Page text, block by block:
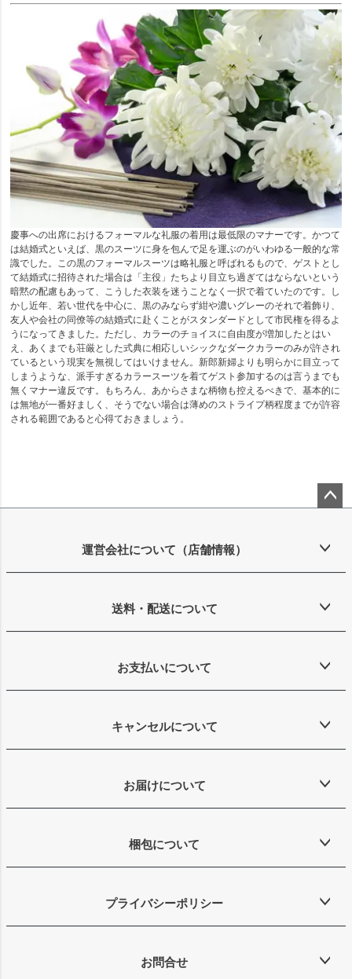
慶事への出席におけるフォーマルな礼服の着用は最低限のマナーです。かつて
は結婚式といえば、黒のスーツに身を包んで足を運ぶのがいわゆる一般的な常
識でした。この黒のフォーマルスーツは略礼服と呼ばれるもので、ゲストとし
て結婚式に招待された場合は「主役」たちより目立ち過ぎてはならないという
暗黙の配慮もあって、こうした衣装を迷うことなく一択で着ていたのです。し
かし近年、若い世代を中心に、黒のみならず紺や濃いグレーのそれで着飾り、
友人や会社の同僚等の結婚式に赴くことがスタンダードとして市民権を得るよ
うになってきました。ただし、カラーのチョイスに自由度が増加したとはい
え、あくまでも荘厳とした式典に相応しいシックなダークカラーのみが許され
ているという現実を無視してはいけません。新郎新婦よりも明らかに目立って
しまうような、派手すぎるカラースーツを着てゲスト参加するのは言うまでも
無くマナー違反です。もちろん、あからさまな柄物も控えるべきで、基本的に
は無地が一番好ましく、そうでない場合は薄めのストライプ柄程度までが許容
される範囲であると心得ておきましょう。
ップ
運営会社について（店舗情報）
送料・配送について
お支払いについて
キャンセルについて
お届けについて
梱包について
プライバシーポリシー
お問合せ